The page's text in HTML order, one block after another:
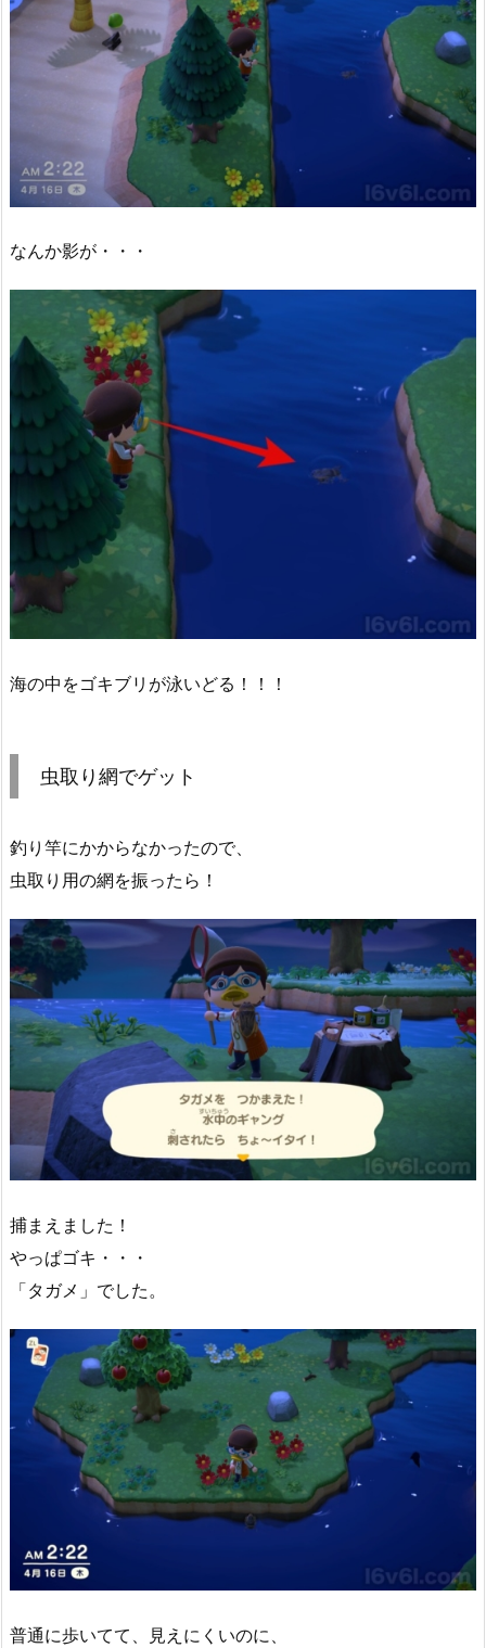
なんか影が・・・
海の中をゴキブリが泳いどる！！！
虫取り網でゲット
釣り竿にかからなかったので、
虫取り用の網を振ったら！
捕まえました！
やっぱゴキ・・・
「タガメ」でした。
普通に歩いてて、見えにくいのに、